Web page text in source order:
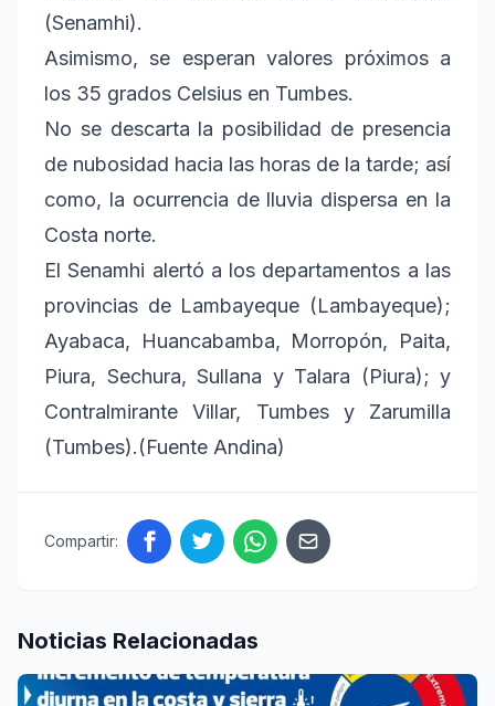
(Senamhi).
Asimismo, se esperan valores próximos a
los 35 grados Celsius en Tumbes.
No se descarta la posibilidad de presencia
de nubosidad hacia las horas de la tarde; así
como, la ocurrencia de lluvia dispersa en la
Costa norte.
El Senamhi alertó a los departamentos a las
provincias de Lambayeque (Lambayeque);
Ayabaca, Huancabamba, Morropón, Paita,
Piura, Sechura, Sullana y Talara (Piura); y
Contralmirante Villar, Tumbes y Zarumilla
(Tumbes).(Fuente Andina)
Compartir:
Noticias Relacionadas